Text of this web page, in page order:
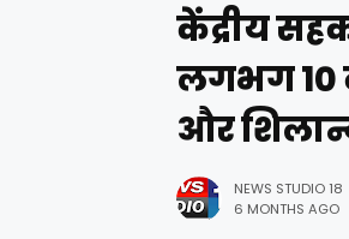
केंद्रीय
लगभग 10
और
NEWS STUDIO 18
6 MONTHS AGO